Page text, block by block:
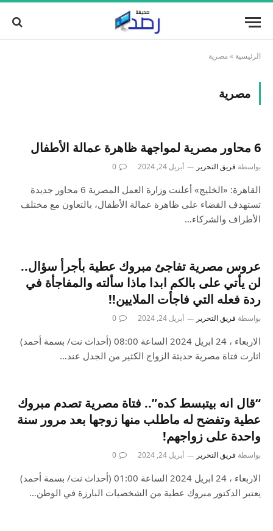
الرئيسية »مصرية
مصرية
6 محاور مصرية لمواجهة ظاهرة عمالة الأطفال
بواسطة فريق التحرير أبريل 24, 2024 0
القاهرة: «الخليج» أعلنت وزارة العمل المصرية 6 محاور جديدة
تستهدف القضاء على ظاهرة عمالة الأطفال، بالتعاون مع مختلف
الأطراف والشركاء…
عروس مصرية تفاجئ مبروك عطية بأجرأ سؤال..
لن يأتي على بالكم ابدا ماذا سألته والمفاجأة في
ردة فعله التي فاجأت الملايين!!
بواسطة فريق التحرير أبريل 24, 2024 0
الاربعاء ، 24 ابريل 2024 الساعة 08:00 (أحداث نت/ بسمة أحمد)
اثارت فتاة مصرية حديثة الزواج الكثير من الجدل عند…
“قال انه بيتبسط كده”.. فتاة مصرية تصدم مبروك
عطية وتفضح له ماطلب منها زوجها بعد مرور سنة
واحدة على زواجهم!
بواسطة فريق التحرير أبريل 24, 2024 0
الاربعاء ، 24 ابريل 2024 الساعة 01:00 (أحداث نت/ بسمة أحمد)
يعتبر الدكتور مبروك عطية من الشخصيات البارزة في الوطن…